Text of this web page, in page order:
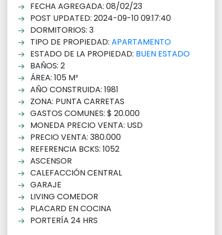
FECHA AGREGADA: 08/02/23
POST UPDATED: 2024-09-10 09:17:40
DORMITORIOS: 3
TIPO DE PROPIEDAD: APARTAMENTO
ESTADO DE LA PROPIEDAD: BUEN ESTADO
BAÑOS: 2
ÁREA: 105 M²
AÑO CONSTRUIDA: 1981
ZONA: PUNTA CARRETAS
GASTOS COMUNES: $ 20.000
MONEDA PRECIO VENTA: USD
PRECIO VENTA: 380.000
REFERENCIA BCKS: 1052
ASCENSOR
CALEFACCIÓN CENTRAL
GARAJE
LIVING COMEDOR
PLACARD EN COCINA
PORTERÍA 24 HRS